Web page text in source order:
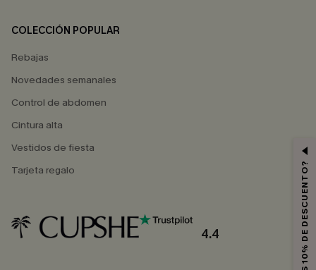
COLECCIÓN POPULAR
Rebajas
Novedades semanales
Control de abdomen
Cintura alta
Vestidos de fiesta
Tarjeta regalo
4.4 ¿QUIERES 10% DE DESCUENTO?